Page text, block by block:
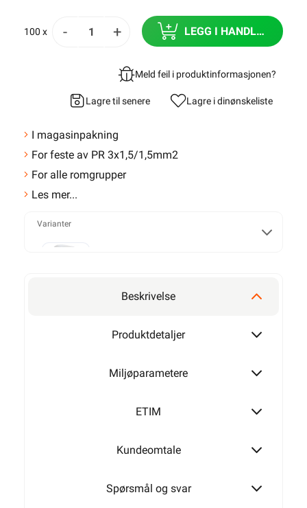
100 x - + LEGG I HANDLEKURV
Meld feil i produktinformasjonen?
Lagre til senere Lagre i dinønskeliste
I magasinpakning
For feste av PR 3x1,5/1,5mm2
For alle romgrupper
Les mer...
Varianter
MAGASINKLAMMER 8-O-25
MAGASINKLAMMER 9-O-25
Beskrivelse
Produktdetaljer
Miljøparametere
ETIM
Kundeomtale
Spørsmål og svar